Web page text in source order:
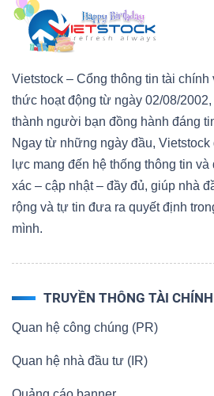
Vietstock – Cổng thông tin tài
thức hoạt động từ ngày 02/08/
thành người bạn đồng hành đáng
Ngay từ những ngày đầu,
lực mang đến hệ thống thông tin
xác – cập nhật – đầy đủ, giúp nhà
rộng và tự tin đưa ra quyết định
mình.
TRUYỀN THÔNG TÀI CHÍNH
Quan hệ công chúng (PR)
Quan hệ nhà đầu tư (IR)